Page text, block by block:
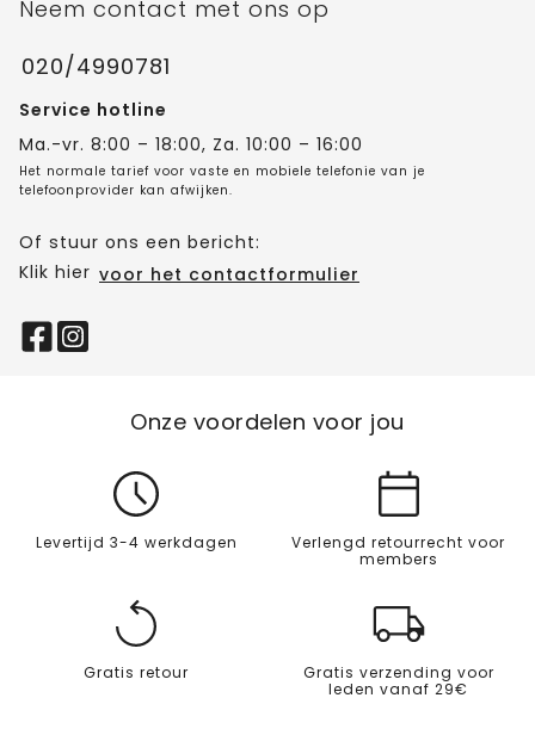
Neem contact met ons op
020/4990781
Service hotline
Ma.-vr. 8:00 – 18:00, Za. 10:00 – 16:00
Het normale tarief voor vaste en mobiele telefonie van je
telefoonprovider kan afwijken.
Of stuur ons een bericht:
Klik hier voor het contactformulier
Onze voordelen voor jou
Levertijd 3-4 werkdagen
Verlengd retourrecht voor
members
Gratis retour
Gratis verzending voor
leden vanaf 29€